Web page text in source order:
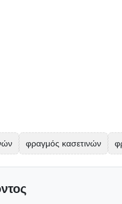
φραγμός κασετινών